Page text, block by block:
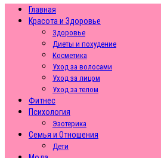
Главная
Красота и Здоровье
Здоровье
Диеты и похудение
Косметика
Уход за волосами
Уход за лицом
Уход за телом
Фитнес
Психология
Эзотерика
Семья и Отношения
Дети